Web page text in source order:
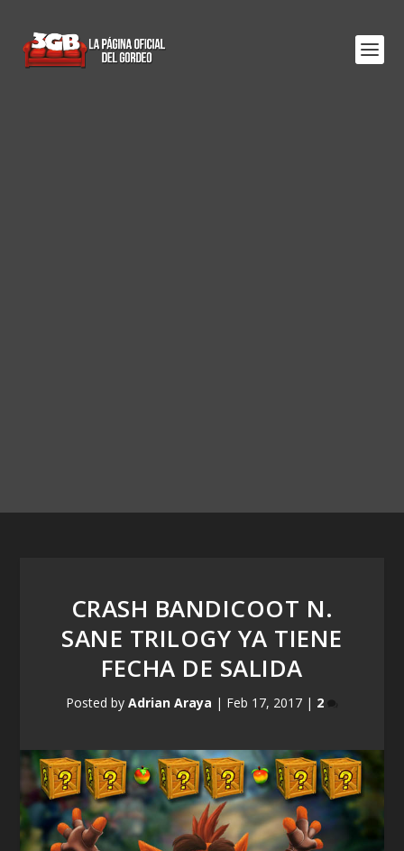
CRASH BANDICOOT N.
SANE TRILOGY YA TIENE
FECHA DE SALIDA
Posted by Adrian Araya | Feb 17, 2017 | 2